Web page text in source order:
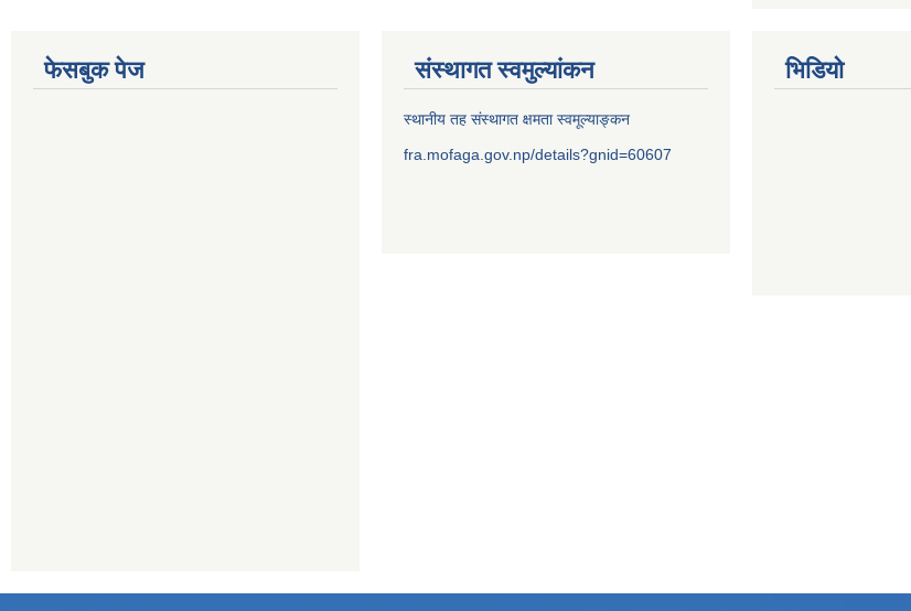
फेसबुक पेज संस्थागत स्वमुल्यांकन
स्थानीय तह संस्थागत क्षमता स्वमूल्याङ्कन
fra.mofaga.gov.np/details?gnid=60607
भिडियो